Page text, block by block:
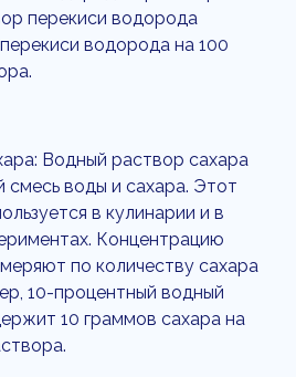
перекиси водорода
водорода на 100
Водный раствор сахара
смесь воды и сахара. Этот
в кулинарии и в
Концентрацию
по количеству сахара
10-процентный водный
10 граммов сахара на